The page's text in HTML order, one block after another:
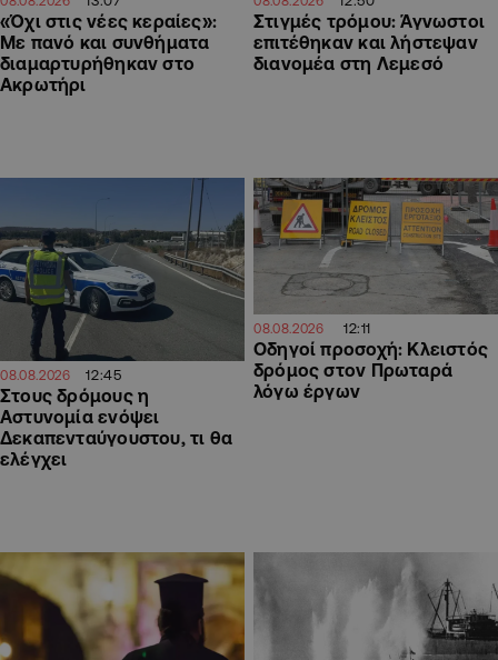
«Όχι στις νέες κεραίες»:
Με πανό και συνθήματα
διαμαρτυρήθηκαν στο
Ακρωτήρι
Στιγμές τρόμου: Άγνωστοι
επιτέθηκαν και λήστεψαν
διανομέα στη Λεμεσό
08.08.2026 12:45
Στους δρόμους η
Αστυνομία ενόψει
Δεκαπενταύγουστου, τι θα
ελέγχει
08.08.2026 12:11
Οδηγοί προσοχή: Κλειστός
δρόμος στον Πρωταρά
λόγω έργων